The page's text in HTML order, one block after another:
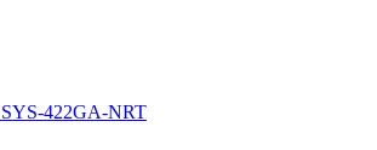
422GA-NRT